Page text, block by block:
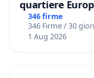
quartiere
346 firme
346 Firme / 30
1 Aug 2026